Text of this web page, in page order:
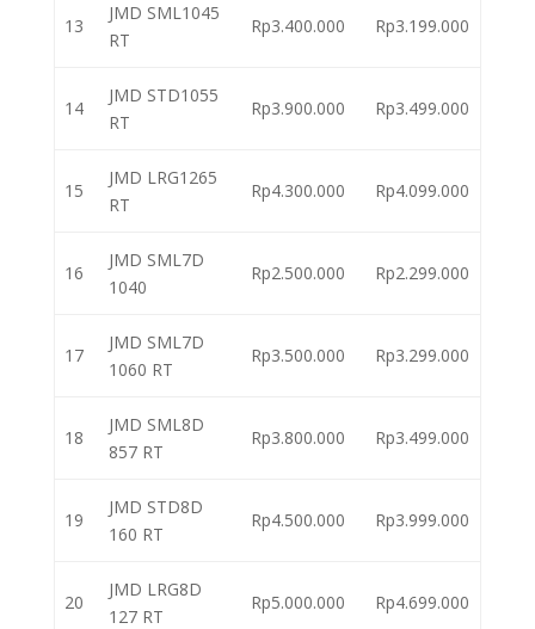
13
JMD SML1045
RT
Rp3.400.000 Rp3.199.000
14
JMD STD1055
RT
Rp3.900.000 Rp3.499.000
15
JMD LRG1265
RT
Rp4.300.000 Rp4.099.000
16
JMD SML7D
1040
Rp2.500.000 Rp2.299.000
17
JMD SML7D
1060 RT
Rp3.500.000 Rp3.299.000
18
JMD SML8D
857 RT
Rp3.800.000 Rp3.499.000
19
JMD STD8D
160 RT
Rp4.500.000 Rp3.999.000
20
JMD LRG8D
127 RT
Rp5.000.000 Rp4.699.000